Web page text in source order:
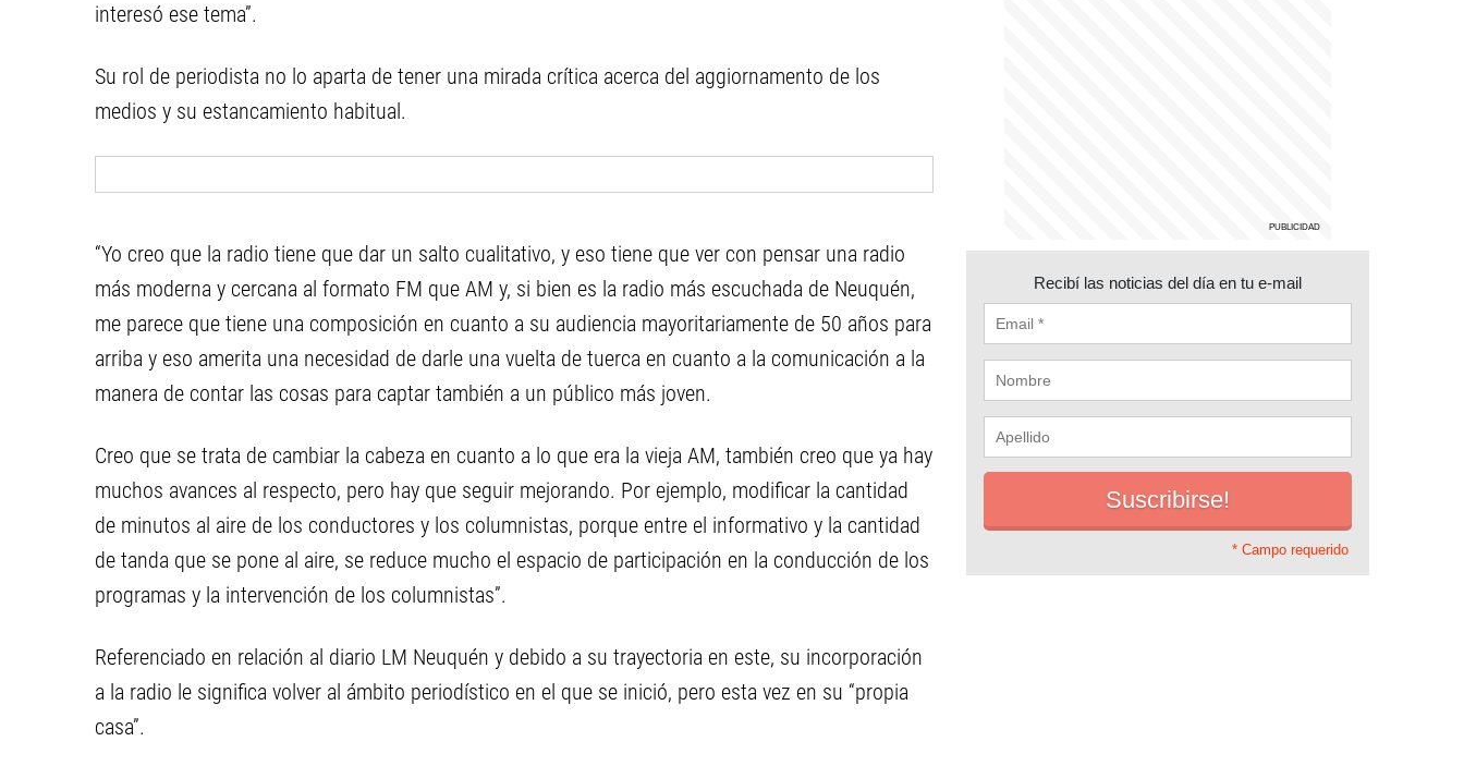
interesó ese tema”.
Su rol de periodista no lo aparta de tener una mirada crítica acerca del aggiornamento de los
medios y su estancamiento habitual.
“Yo creo que la radio tiene que dar un salto cualitativo, y eso tiene que ver con pensar una radio
más moderna y cercana al formato FM que AM y, si bien es la radio más escuchada de Neuquén,
me parece que tiene una composición en cuanto a su audiencia mayoritariamente de 50 años para
arriba y eso amerita una necesidad de darle una vuelta de tuerca en cuanto a la comunicación a la
manera de contar las cosas para captar también a un público más joven.
Creo que se trata de cambiar la cabeza en cuanto a lo que era la vieja AM, también creo que ya hay
muchos avances al respecto, pero hay que seguir mejorando. Por ejemplo, modificar la cantidad
de minutos al aire de los conductores y los columnistas, porque entre el informativo y la cantidad
de tanda que se pone al aire, se reduce mucho el espacio de participación en la conducción de los
programas y la intervención de los columnistas”.
Referenciado en relación al diario LM Neuquén y debido a su trayectoria en este, su incorporación
a la radio le significa volver al ámbito periodístico en el que se inició, pero esta vez en su “propia
casa”.
Recibí las noticias del día en tu e-mail
* Campo requerido